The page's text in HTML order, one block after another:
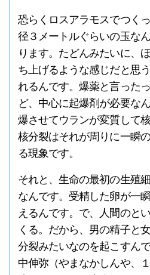
恐らくロスアラモスでつく
径３メートルぐらいの玉な
ります。たどんみたいに、
ち上げるような感じだと思
れるんです。爆薬と言った
ど、中心に起爆剤が必要な
爆させてウランが変質して
核分裂はそれが周りに一瞬
る現象です。
それと、生命の最初の生殖
なんです。受精した卵が一
えるんです。で、人間のと
くる。だから、男の精子と
分裂みたいなのを起こすん
中伸弥（やまなかしんや、